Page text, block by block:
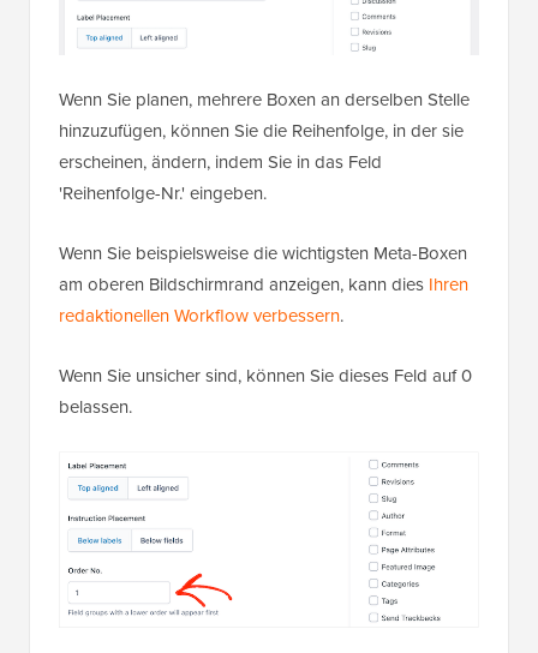
Wenn Sie planen, mehrere Boxen an derselben Stelle
hinzuzufügen, können Sie die Reihenfolge, in der sie
erscheinen, ändern, indem Sie in das Feld
'Reihenfolge-Nr.' eingeben.
Wenn Sie beispielsweise die wichtigsten Meta-Boxen
am oberen Bildschirmrand anzeigen, kann dies Ihren
redaktionellen Workflow verbessern.
Wenn Sie unsicher sind, können Sie dieses Feld auf 0
belassen.